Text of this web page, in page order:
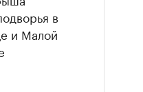
в
и Малой